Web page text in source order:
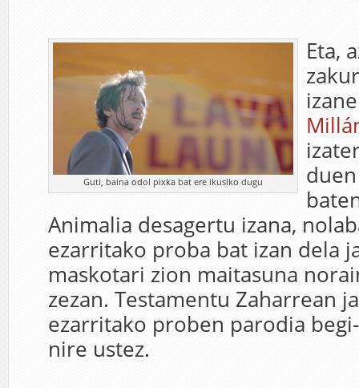
Guti, baina odol pixka bat ere ikusiko dugu
Eta,
Animalia desagertu izana,
ezarritako proba bat izan dela
maskotari zion maitasuna
zezan. Testamentu Zaharrean
ezarritako proben parodia
nire ustez.